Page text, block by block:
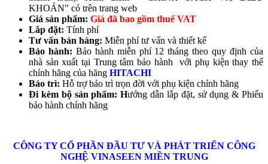
KHOẢN" có trên trang web
Giá sản phẩm: Giá đã bao gồm thuế VAT
Lắp đặt: Tính phí
Tư vấn bán hàng: Miễn phí tư vấn và thiết kế
Bảo hành: Bảo hành miễn phí 12 tháng theo quy định của
nhà sản xuất tại Trung tâm bảo hành với phụ kiện thay thế
chính hãng của hãng HITACHI
Bảo trì: Hỗ trợ bảo trì trọn đời với phụ kiện chính hãng
Đi kèm bộ sản phẩm: Hướng dẫn lắp đặt, sử dụng & Phiếu
bảo hành chính hãng
CÔNG TY CỔ PHẦN ĐẦU TƯ VÀ PHÁT TRIỂN CÔNG
NGHỆ VINASEEN MIỀN TRUNG